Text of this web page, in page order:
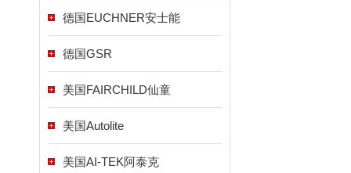
德国EUCHNER安士能
德国GSR
美国FAIRCHILD仙童
美国Autolite
美国AI-TEK阿泰克